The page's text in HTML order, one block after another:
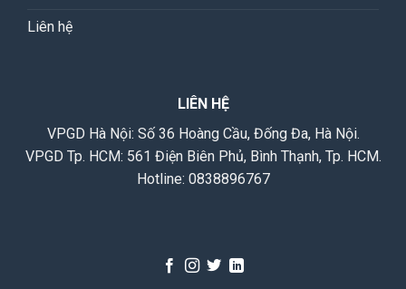
Liên hệ
LIÊN HỆ
VPGD Hà Nội: Số 36 Hoàng Cầu, Đống Đa, Hà Nội.
VPGD Tp. HCM: 561 Điện Biên Phủ, Bình Thạnh, Tp. HCM.
Hotline: 0838896767